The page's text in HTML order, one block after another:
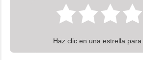
Haz clic en una estrella